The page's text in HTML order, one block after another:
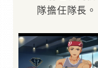
隊擔任隊長。